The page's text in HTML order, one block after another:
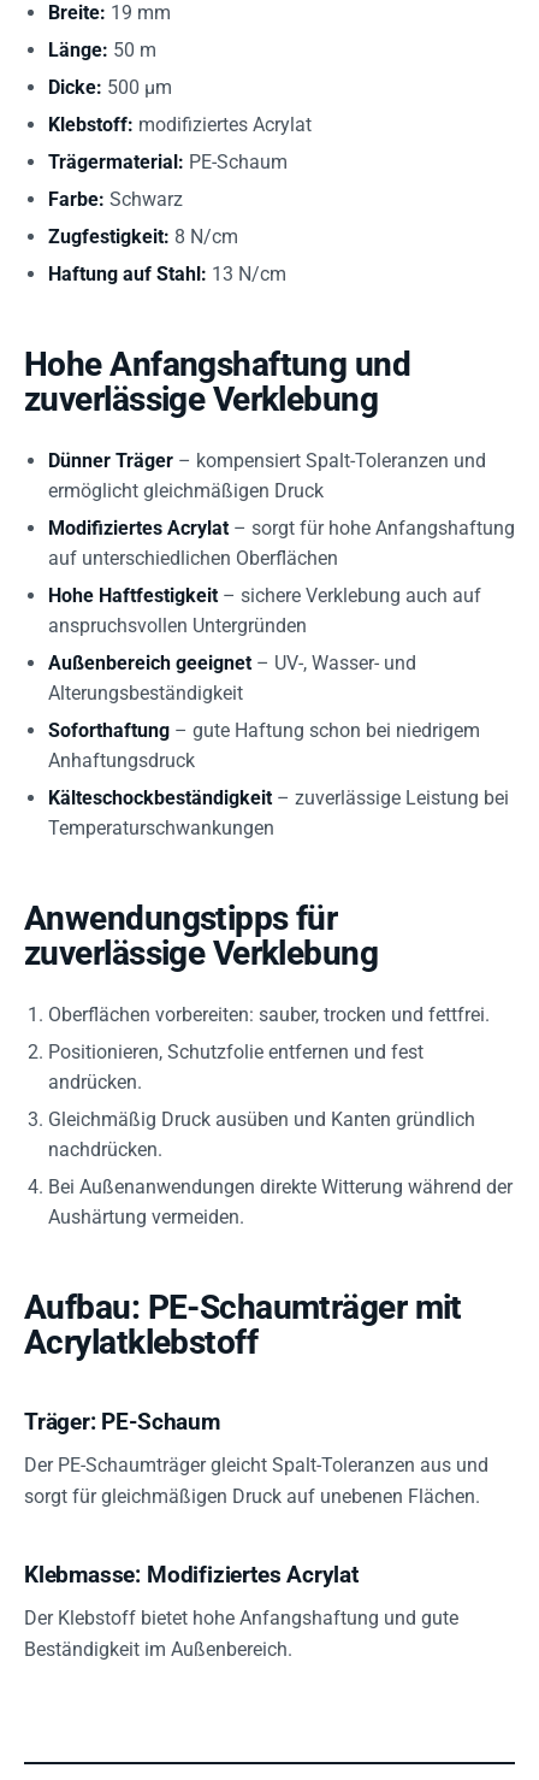
Breite: 19 mm
Länge: 50 m
Dicke: 500 µm
Klebstoff: modifiziertes Acrylat
Trägermaterial: PE-Schaum
Farbe: Schwarz
Zugfestigkeit: 8 N/cm
Haftung auf Stahl: 13 N/cm
Hohe Anfangshaftung und
zuverlässige Verklebung
Dünner Träger – kompensiert Spalt-Toleranzen und
ermöglicht gleichmäßigen Druck
Modifiziertes Acrylat – sorgt für hohe Anfangshaftung
auf unterschiedlichen Oberflächen
Hohe Haftfestigkeit – sichere Verklebung auch auf
anspruchsvollen Untergründen
Außenbereich geeignet – UV-, Wasser- und
Alterungsbeständigkeit
Soforthaftung – gute Haftung schon bei niedrigem
Anhaftungsdruck
Kälteschockbeständigkeit – zuverlässige Leistung bei
Temperaturschwankungen
Anwendungstipps für
zuverlässige Verklebung
Oberflächen vorbereiten: sauber, trocken und fettfrei.
Positionieren, Schutzfolie entfernen und fest
andrücken.
Gleichmäßig Druck ausüben und Kanten gründlich
nachdrücken.
Bei Außenanwendungen direkte Witterung während der
Aushärtung vermeiden.
Aufbau: PE-Schaumträger mit
Acrylatklebstoff
Träger: PE-Schaum
Der PE-Schaumträger gleicht Spalt-Toleranzen aus und
sorgt für gleichmäßigen Druck auf unebenen Flächen.
Klebmasse: Modifiziertes Acrylat
Der Klebstoff bietet hohe Anfangshaftung und gute
Beständigkeit im Außenbereich.